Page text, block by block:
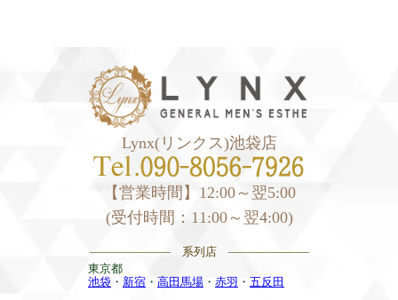
Lynx(リンクス)池袋店
【営業時間】12:00～翌5:00
(受付時間：11:00～翌4:00)
——————— 系列店 ———————
東京都
池袋 ・ 新宿 ・ 高田馬場 ・ 赤羽 ・ 五反田